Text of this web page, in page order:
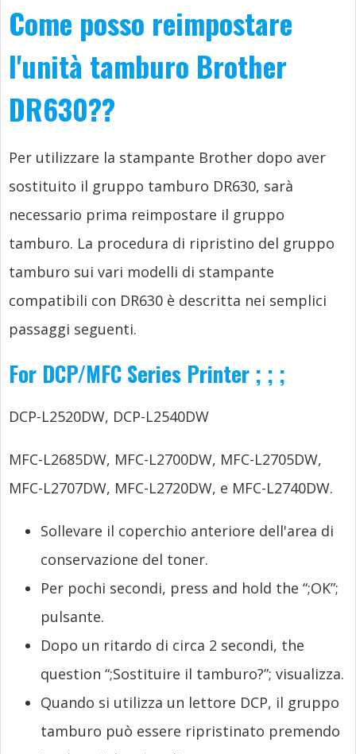
Come posso reimpostare
l'unità tamburo Brother
DR630??
Per utilizzare la stampante Brother dopo aver
sostituito il gruppo tamburo DR630, sarà
necessario prima reimpostare il gruppo
tamburo. La procedura di ripristino del gruppo
tamburo sui vari modelli di stampante
compatibili con DR630 è descritta nei semplici
passaggi seguenti.
For DCP/MFC Series Printer ; ; ;
DCP-L2520DW, DCP-L2540DW
MFC-L2685DW, MFC-L2700DW, MFC-L2705DW,
MFC-L2707DW, MFC-L2720DW, e MFC-L2740DW.
Sollevare il coperchio anteriore dell'area di
conservazione del toner.
Per pochi secondi, press and hold the “;OK”;
pulsante.
Dopo un ritardo di circa 2 secondi, the
question “;Sostituire il tamburo?”; visualizza.
Quando si utilizza un lettore DCP, il gruppo
tamburo può essere ripristinato premendo